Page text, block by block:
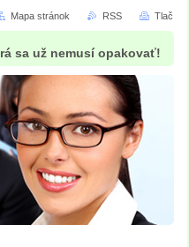
sa už nemusí opakovať!
Mapa stránok RSS Tlač